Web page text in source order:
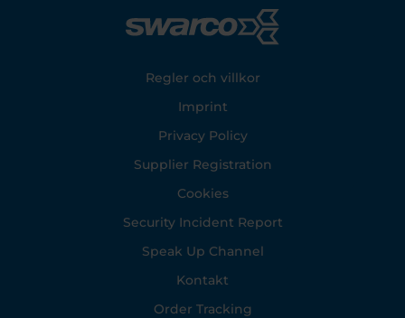
Regler och villkor
Imprint
Privacy Policy
Supplier Registration
Cookies
Security Incident Report
Speak Up Channel
Kontakt
Order Tracking